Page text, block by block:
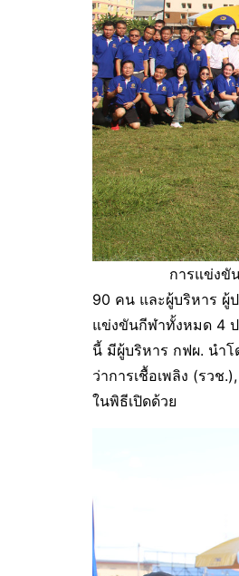
การแข่งขันครั้งนี้มี
90 คน และผู้บริหาร ผู้
แข่งขันกีฬาทั้งหมด 4
นี้ มีผู้บริหาร กฟผ. นำ
ว่าการเชื้อเพลิง (รวช
ในพิธีเปิดด้วย